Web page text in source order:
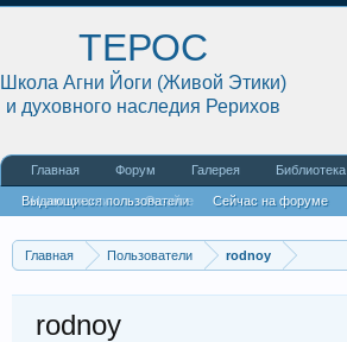
Главная Пользователи rodnoy
rodnoy
ТЕРОС
Школа Агни Йоги (Живой Этики)
и духовного наследия Рерихов
Главная Форум Галерея Библиотека
Выдающиеся пользователи Сейчас на форуме
Наши статьи О сайте